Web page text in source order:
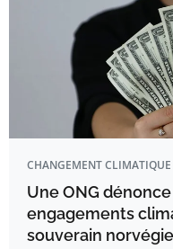
CHANGEMENT CLIMATIQUE
Une ONG
engagements
souverain